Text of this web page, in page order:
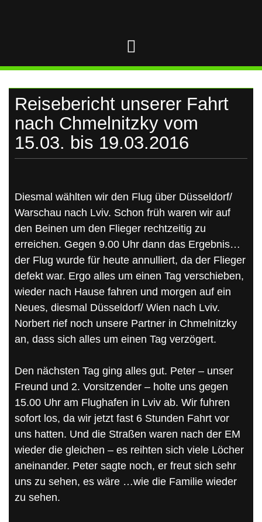
Reisebericht unserer Fahrt
nach Chmelnitzky vom
15.03. bis 19.03.2016
Diesmal wählten wir den Flug über Düsseldorf/
Warschau nach Lviv. Schon früh waren wir auf
den Beinen um den Flieger rechtzeitig zu
erreichen. Gegen 9.00 Uhr dann das Ergebnis…
der Flug wurde für heute annulliert, da der Flieger
defekt war. Ergo alles um einen Tag verschieben,
wieder nach Hause fahren und morgen auf ein
Neues, diesmal Düsseldorf/ Wien nach Lviv.
Norbert rief noch unsere Partner in Chmelnitzky
an, dass sich alles um einen Tag verzögert.
Den nächsten Tag ging alles gut. Peter – unser
Freund und 2. Vorsitzender – holte uns gegen
15.00 Uhr am Flughafen in Lviv ab. Wir fuhren
sofort los, da wir jetzt fast 6 Stunden Fahrt vor
uns hatten. Und die Straßen waren nach der EM
wieder die gleichen – es reihten sich viele Löcher
aneinander. Peter sagte noch, er freut sich sehr
uns zu sehen, es wäre …wie die Familie wieder
zu sehen.